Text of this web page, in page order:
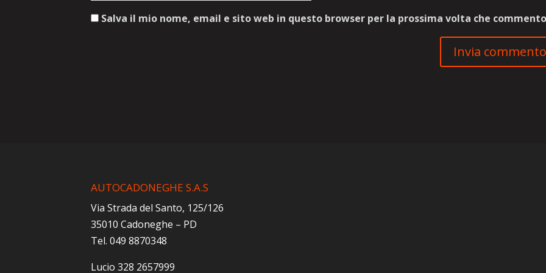
Salva il mio nome, email e sito web in questo browser per la prossima volta che
AUTOCADONEGHE S.A.S
Via Strada del Santo, 125/126
35010 Cadoneghe – PD
Tel. 049 8870348
Lucio 328 2657999